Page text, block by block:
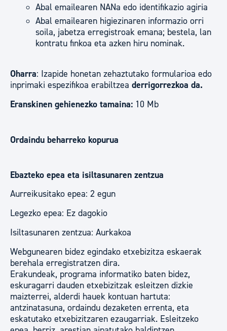
Abal emailearen NANa edo identifikazio agiria
Abal emailearen higiezinaren informazio orri
soila, jabetza erregistroak emana; bestela, lan
kontratu finkoa eta azken hiru nominak.
Oharra: Izapide honetan zehaztutako formularioa edo
inprimaki espezifikoa erabiltzea derrigorrezkoa da.
Eranskinen gehienezko tamaina: 10 Mb
Ordaindu beharreko kopurua
Ebazteko epea eta isiltasunaren zentzua
Aurreikusitako epea: 2 egun
Legezko epea: Ez dagokio
Isiltasunaren zentzua: Aurkakoa
Webgunearen bidez egindako etxebizitza eskaerak
berehala erregistratzen dira.
Erakundeak, programa informatiko baten bidez,
eskuragarri dauden etxebizitzak esleitzen dizkie
maizterrei, alderdi hauek kontuan hartuta:
antzinatasuna, ordaindu dezaketen errenta, eta
eskatutako etxebizitzaren ezaugarriak. Esleitzeko